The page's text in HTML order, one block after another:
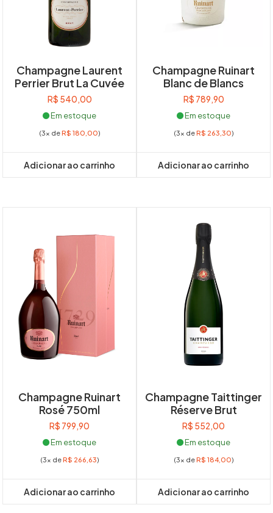
Champagne Laurent
Perrier Brut La Cuvée
R$ 540,00
Em estoque
(3x deR$ 180,00)
Adicionar ao carrinho
Champagne Ruinart
Blanc de Blancs
R$ 789,90
Em estoque
(3x deR$ 263,30)
Adicionar ao carrinho
Champagne Ruinart
Rosé 750ml
R$ 799,90
Em estoque
(3x deR$ 266,63)
Adicionar ao carrinho
Champagne Taittinger
Réserve Brut
R$ 552,00
Em estoque
(3x deR$ 184,00)
Adicionar ao carrinho